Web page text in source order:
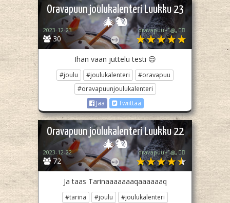
Oravapuun joulukalenteri Luukku 23
🎄🐿️
30
2023-12-23 oravapuu⋆˚꩜｡🏳️‍🌈
Ihan vaan juttelu testi 😌
#joulu #joulukalenteri
#oravapuu
#oravapuunjoulukalenteri
Jaa
Twiittaa
Oravapuun joulukalenteri Luukku 22
🎄🐿️
72
2023-12-22 oravapuu⋆˚꩜｡🏳️‍🌈
Ja taas Tarinaaaaaaaqaaaaaaq
#tarina #joulu
#joulukalenteri